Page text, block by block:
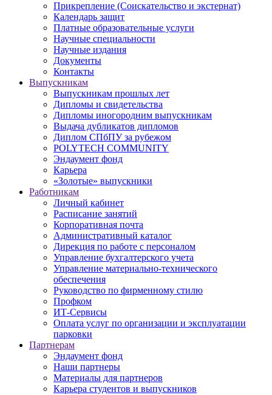
Прикрепление (Соискательство и экстернат)
Календарь защит
Платные образовательные услуги
Научные специальности
Научные издания
Документы
Контакты
Выпускникам
Выпускникам прошлых лет
Дипломы и свидетельства
Дипломы иногородним выпускникам
Выдача дубликатов дипломов
Диплом СПбПУ за рубежом
POLYTECH COMMUNITY
Эндаумент фонд
Карьера
«Золотые» выпускники
Работникам
Личный кабинет
Расписание занятий
Корпоративная почта
Административный каталог
Дирекция по работе с персоналом
Управление бухгалтерского учета
Управление материально-технического
обеспечения
Руководство по фирменному стилю
Профком
ИТ-Сервисы
Оплата услуг по организации и эксплуатации
парковки
Партнерам
Эндаумент фонд
Наши партнеры
Материалы для партнеров
Карьера студентов и выпускников